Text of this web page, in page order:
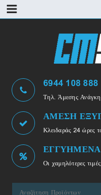
6944 108 888
Τηλ. Άμεσης
ΑΜΕΣΗ
Κλειδαράς 24 ώρες
ΕΓΓΥΗΜΕΝΑ
Οι χαμηλότερες